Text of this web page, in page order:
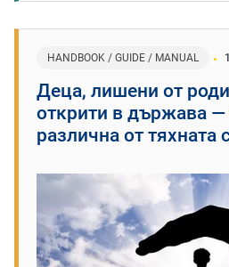
HANDBOOK / GUIDE / MANUAL
Деца, лишени от
открити в държава —
различна от тяхната